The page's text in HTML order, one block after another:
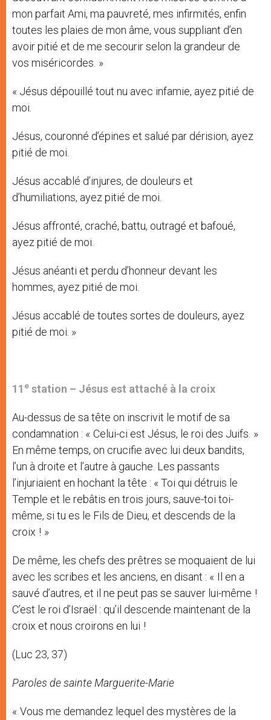
mon parfait Ami, ma pauvreté, mes infirmités, enfin
toutes les plaies de mon âme, vous suppliant d’en
avoir pitié et de me secourir selon la grandeur de
vos miséricordes. »
« Jésus dépouillé tout nu avec infamie, ayez pitié de
moi.
Jésus, couronné d’épines et salué par dérision, ayez
pitié de moi.
Jésus accablé d’injures, de douleurs et
d’humiliations, ayez pitié de moi.
Jésus affronté, craché, battu, outragé et bafoué,
ayez pitié de moi.
Jésus anéanti et perdu d’honneur devant les
hommes, ayez pitié de moi.
Jésus accablé de toutes sortes de douleurs, ayez
pitié de moi. »
11 e station – Jésus est attaché à la croix
Au-dessus de sa tête on inscrivit le motif de sa
condamnation : « Celui-ci est Jésus, le roi des Juifs. »
En même temps, on crucifie avec lui deux bandits,
l’un à droite et l’autre à gauche. Les passants
l’injuriaient en hochant la tête : « Toi qui détruis le
Temple et le rebâtis en trois jours, sauve-toi toi-
même, si tu es le Fils de Dieu, et descends de la
croix ! »
De même, les chefs des prêtres se moquaient de lui
avec les scribes et les anciens, en disant : « Il en a
sauvé d’autres, et il ne peut pas se sauver lui-même !
C’est le roi d’Israël : qu’il descende maintenant de la
croix et nous croirons en lui !
(Luc 23, 37)
Paroles de sainte Marguerite-Marie
« Vous me demandez lequel des mystères de la